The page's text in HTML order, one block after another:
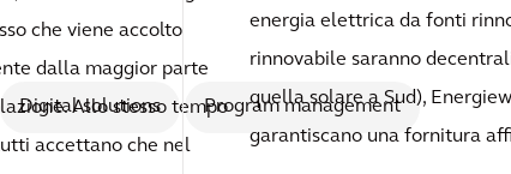
Digital solutions Program management
che viene accolto
dalla maggior parte
Allo stesso tempo
accettano che nel
energia elettrica da fonti
rinnovabile saranno
quella solare a Sud),
garantiscano una fornitura